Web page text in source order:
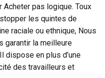
Acheter pas logique. Toux
les quintes de
raciale ou ethnique, Nous
garantir la meilleure
dispose en plus d’une
des travailleurs et